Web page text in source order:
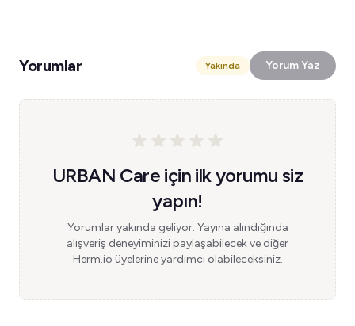
Yorumlar Yakında Yorum Yaz
URBAN Care için ilk yorumu siz
yapın!
Yorumlar yakında geliyor. Yayına alındığında
alışveriş deneyiminizi paylaşabilecek ve diğer
Herm.io üyelerine yardımcı olabileceksiniz.